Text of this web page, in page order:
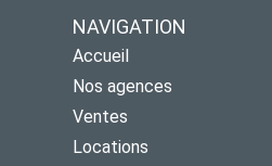
NAVIGATION
Accueil
Nos agences
Ventes
Locations